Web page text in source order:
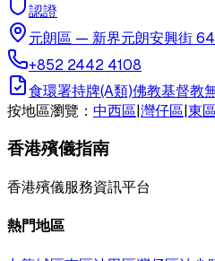
認證
元朗區 — 新界元朗安興街
+852 2442 4108
食環署持牌(A類)佛教基督教
按地區瀏覽： 中西區|灣仔區|東區
香港殯儀指南
香港殯儀服務資訊平台
熱門地區